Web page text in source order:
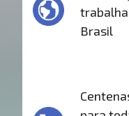
Brasil